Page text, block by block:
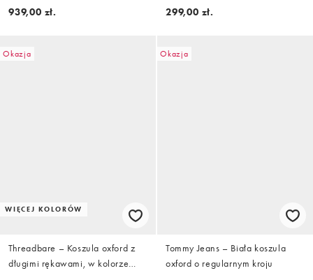
logo Icon
939,00 zł.
299,00 zł.
Okazja
WIĘCEJ KOLORÓW
Threadbare – Koszula oxford z
długimi rękawami, w kolorze
Okazja
Tommy Jeans – Biała koszula
oxford o regularnym kroju